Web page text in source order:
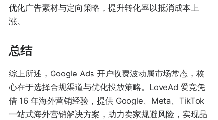
优化广告素材与定向策略，提升转化率以抵消成本上
涨。
总结
综上所述，Google Ads 开户收费波动属市场常态，核
心在于选择合规渠道与优化投放策略。LoveAd 爱竞凭
借 16 年海外营销经验，提供 Google、Meta、TikTok
一站式海外营销解决方案，助力卖家规避风险，实现品